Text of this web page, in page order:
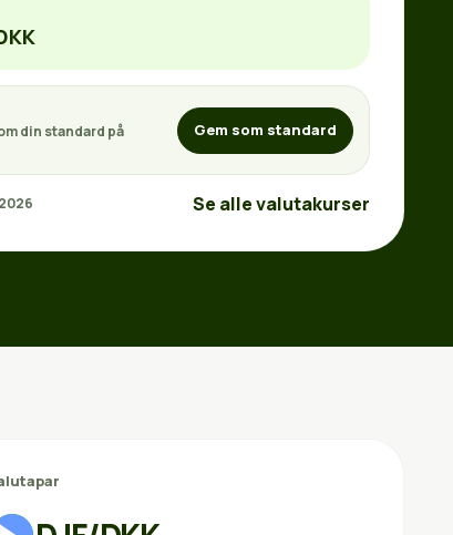
din standard på
Gem som standard
Se alle valutakurser